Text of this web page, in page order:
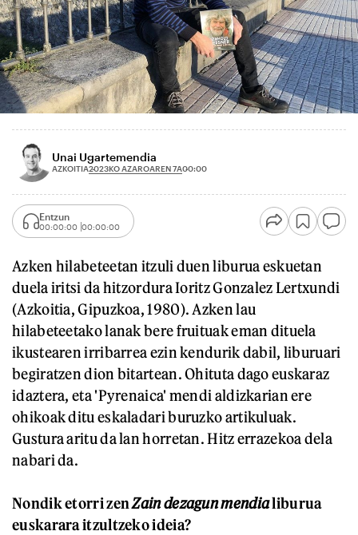
Unai Ugartemendia
AZKOITIA2023KO AZAROAREN 7A00:00
Entzun
00:00:00 00:00:00
Azken hilabeteetan itzuli duen liburua eskuetan
duela iritsi da hitzordura Ioritz Gonzalez Lertxundi
(Azkoitia, Gipuzkoa, 1980). Azken lau
hilabeteetako lanak bere fruituak eman dituela
ikustearen irribarrea ezin kendurik dabil, liburuari
begiratzen dion bitartean. Ohituta dago euskaraz
idaztera, eta 'Pyrenaica' mendi aldizkarian ere
ohikoak ditu eskaladari buruzko artikuluak.
Gustura aritu da lan horretan. Hitz errazekoa dela
nabari da.
Nondik etorri zenZain dezagun mendialiburua
euskarara itzultzeko ideia?